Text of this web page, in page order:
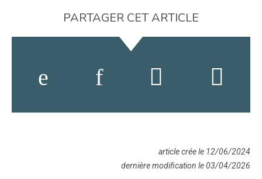
PARTAGER CET ARTICLE
article crée le 12/06/2024
dernière modification le 03/04/2026